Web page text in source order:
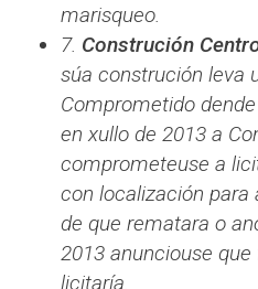
marisqueo.
7. Construción
súa construción leva
Comprometido
en xullo de 2013 a
comprometeuse a
con localización
de que rematara o
2013 anunciouse
licitaría.